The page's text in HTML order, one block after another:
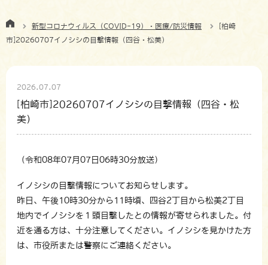
新型コロナウィルス（COVID-19）・医療/防災情報
[柏崎
市]20260707イノシシの目撃情報（四谷・松美）
2026.07.07
[柏崎市]20260707イノシシの目撃情報（四谷・松
美）
（令和08年07月07日06時30分放送）
イノシシの目撃情報についてお知らせします。
昨日、午後10時30分から11時頃、四谷2丁目から松美2丁目
地内でイノシシを１頭目撃したとの情報が寄せられました。付
近を通る方は、十分注意してください。イノシシを見かけた方
は、市役所または警察にご連絡ください。